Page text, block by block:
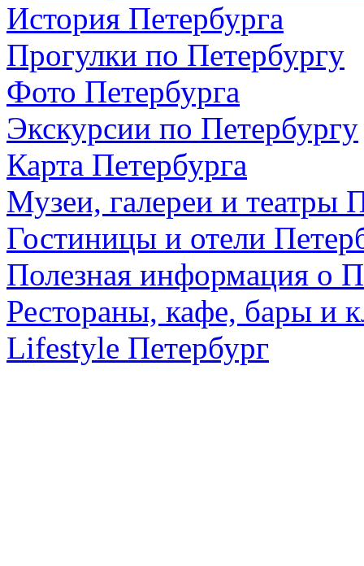
История Петербурга
Прогулки по Петербургу
Фото Петербурга
Экскурсии по Петербургу
Карта Петербурга
Музеи, галереи и театры
Гостиницы и отели
Полезная информация о
Рестораны, кафе, бары и
Lifestyle Петербург